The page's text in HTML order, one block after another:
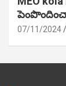
07/11/2024